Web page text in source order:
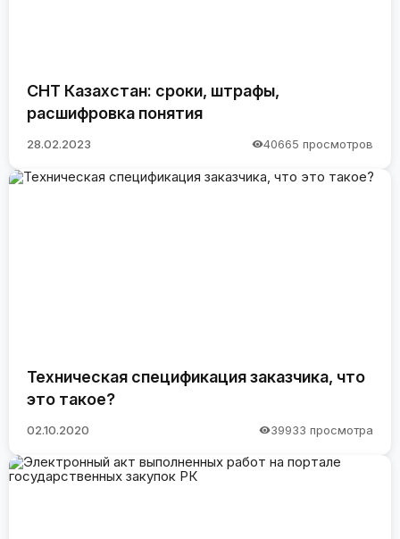
СНТ Казахстан: сроки, штрафы,
расшифровка понятия
28.02.2023 40665 просмотров
Техническая спецификация заказчика, что
это такое?
02.10.2020 39933 просмотра